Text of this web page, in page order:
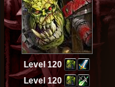
Level 120
Level 120